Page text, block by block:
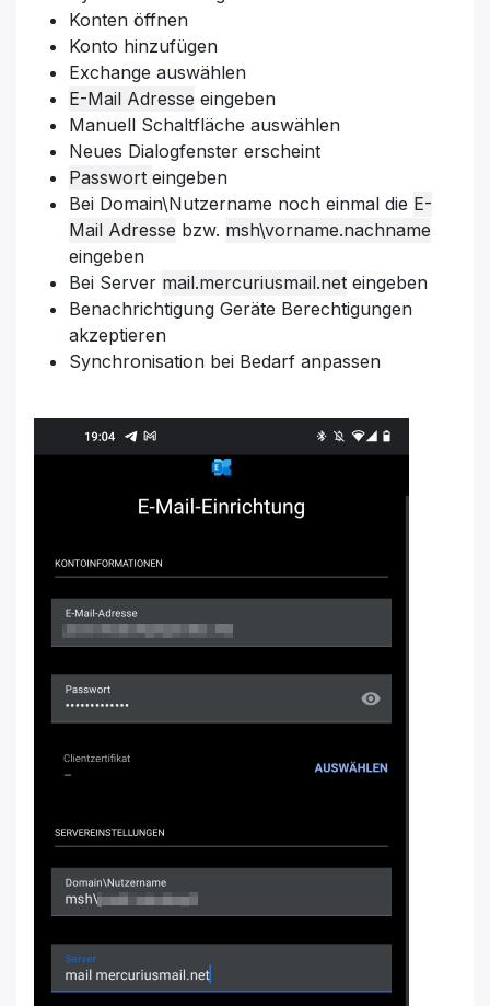
Konten öffnen
Konto hinzufügen
Exchange auswählen
E-Mail Adresse eingeben
Manuell Schaltfläche auswählen
Neues Dialogfenster erscheint
Passwort eingeben
Bei Domain\Nutzername noch einmal die E-
Mail Adresse bzw. msh\vorname.nachname
eingeben
Bei Server mail.mercuriusmail.net eingeben
Benachrichtigung Geräte Berechtigungen
akzeptieren
Synchronisation bei Bedarf anpassen